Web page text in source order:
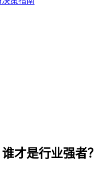
才是行业强者？